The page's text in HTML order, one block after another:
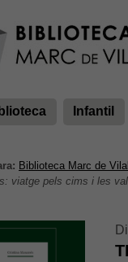
Infantil
Biblioteca Marc de
viatge pels cims i les